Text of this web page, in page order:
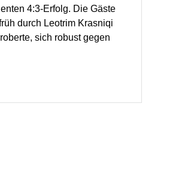
4:3‑Erfolg. Die Gäste
durch Leotrim Krasniqi
sich robust gegen